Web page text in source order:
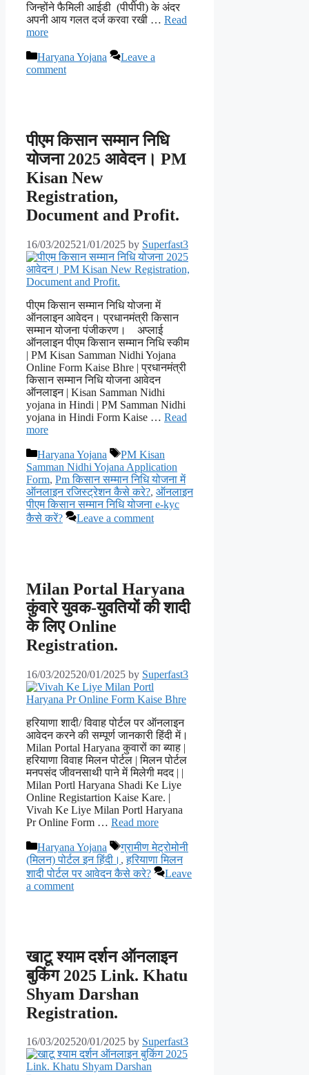
जिन्होंने फैमिली आईडी (पीपीपी) के अंदर
अपनी आय गलत दर्ज करवा रखी … Read
more
Categories
Haryana Yojana
Leave a
comment
पीएम किसान सम्मान निधि
योजना 2025 आवेदन। PM
Kisan New
Registration,
Document and Profit.
16/03/202521/01/2025 by Superfast3
पीएम किसान सम्मान निधि योजना में
ऑनलाइन आवेदन। प्रधानमंत्री किसान
सम्मान योजना पंजीकरण। अप्लाई
ऑनलाइन पीएम किसान सम्मान निधि स्कीम
| PM Kisan Samman Nidhi Yojana
Online Form Kaise Bhre | प्रधानमंत्री
किसान सम्मान निधि योजना आवेदन
ऑनलाइन | Kisan Samman Nidhi
yojana in Hindi | PM Samman Nidhi
yojana in Hindi Form Kaise … Read
more
Categories
Haryana Yojana Tags
PM Kisan
Samman Nidhi Yojana Application
Form, Pm किसान सम्मान निधि योजना में
ऑनलाइन रजिस्ट्रेशन कैसे करे?, ऑनलाइन
पीएम किसान सम्मान निधि योजना e-kyc
कैसे करें?
Leave a comment
Milan Portal Haryana
कुंवारे युवक-युवतियों की शादी
के लिए Online
Registration.
16/03/202520/01/2025 by Superfast3
हरियाणा शादी/ विवाह पोर्टल पर ऑनलाइन
आवेदन करने की सम्पूर्ण जानकारी हिंदी में।
Milan Portal Haryana कुवारों का ब्याह |
हरियाणा विवाह मिलन पोर्टल | मिलन पोर्टल
मनपसंद जीवनसाथी पाने में मिलेगी मदद | |
Milan Portl Haryana Shadi Ke Liye
Online Registartion Kaise Kare. |
Vivah Ke Liye Milan Portl Haryana
Pr Online Form … Read more
Categories
Haryana Yojana Tags
ग्रामीण मेट्रोमोनी
(मिलन) पोर्टल इन हिंदी। ,हरियाणा मिलन
शादी पोर्टल पर आवेदन कैसे करे?
Leave
a comment
खाटू श्याम दर्शन ऑनलाइन
बुकिंग 2025 Link. Khatu
Shyam Darshan
Registration.
16/03/202520/01/2025 by Superfast3